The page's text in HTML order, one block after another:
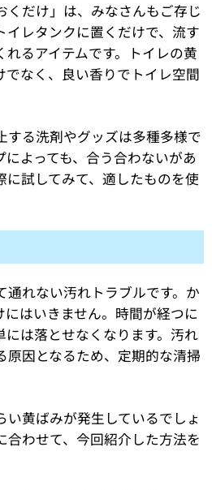
くだけ」は、みなさんもご存じ
イレタンクに置くだけで、流す
るアイテムです。トイレの黄
でなく、良い香りでトイレ空間
する洗剤やグッズは多種多様で
よっても、合う合わないがあ
に試してみて、適したものを使
通れない汚れトラブルです。か
にはいきません。時間が経つに
には落とせなくなります。汚れ
原因となるため、定期的な清掃
い黄ばみが発生しているでしょ
合わせて、今回紹介した方法を